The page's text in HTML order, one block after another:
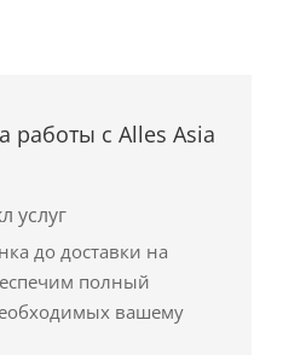
работы с Alles Asia
услуг
до доставки на
полный
вашему